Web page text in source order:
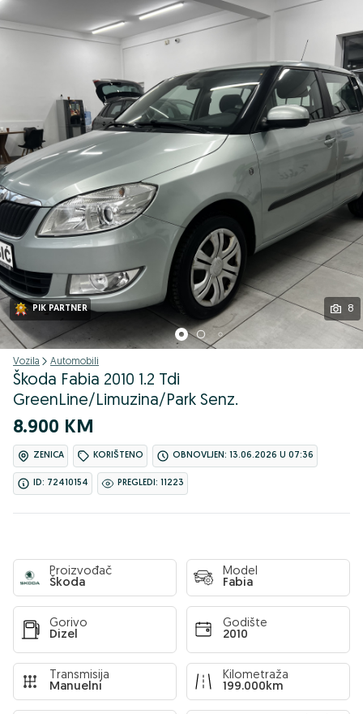
PIK PARTNER 8
Vozila Automobili
Škoda Fabia 2010 1.2 Tdi
GreenLine/Limuzina/Park Senz.
8.900 KM
ZENICA KORIŠTENO OBNOVLJEN: 13.06.2026 U 07:36
ID: 72410154 PREGLEDI: 11223
Proizvođač
Škoda
Model
Fabia
Gorivo
Dizel
Godište
2010
Transmisija
Manuelni
Kilometraža
199.000km